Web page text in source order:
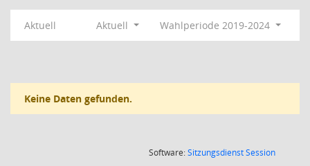
Aktuell Aktuell Wahlperiode 2019-2024
Keine Daten gefunden.
Software:SitzungsdienstSession(Wird in